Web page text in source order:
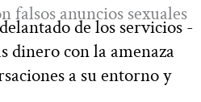
falsos anuncios sexuales
de los servicios -
dinero con la amenaza
a su entorno y